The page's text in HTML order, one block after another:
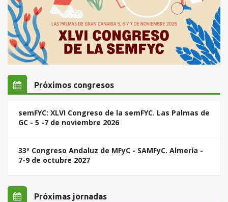
Próximos congresos
semFYC: XLVI Congreso de la semFYC. Las Palmas de
GC - 5 -7 de noviembre 2026
33º Congreso Andaluz de MFyC - SAMFyC. Almería -
7-9 de octubre 2027
Próximas jornadas